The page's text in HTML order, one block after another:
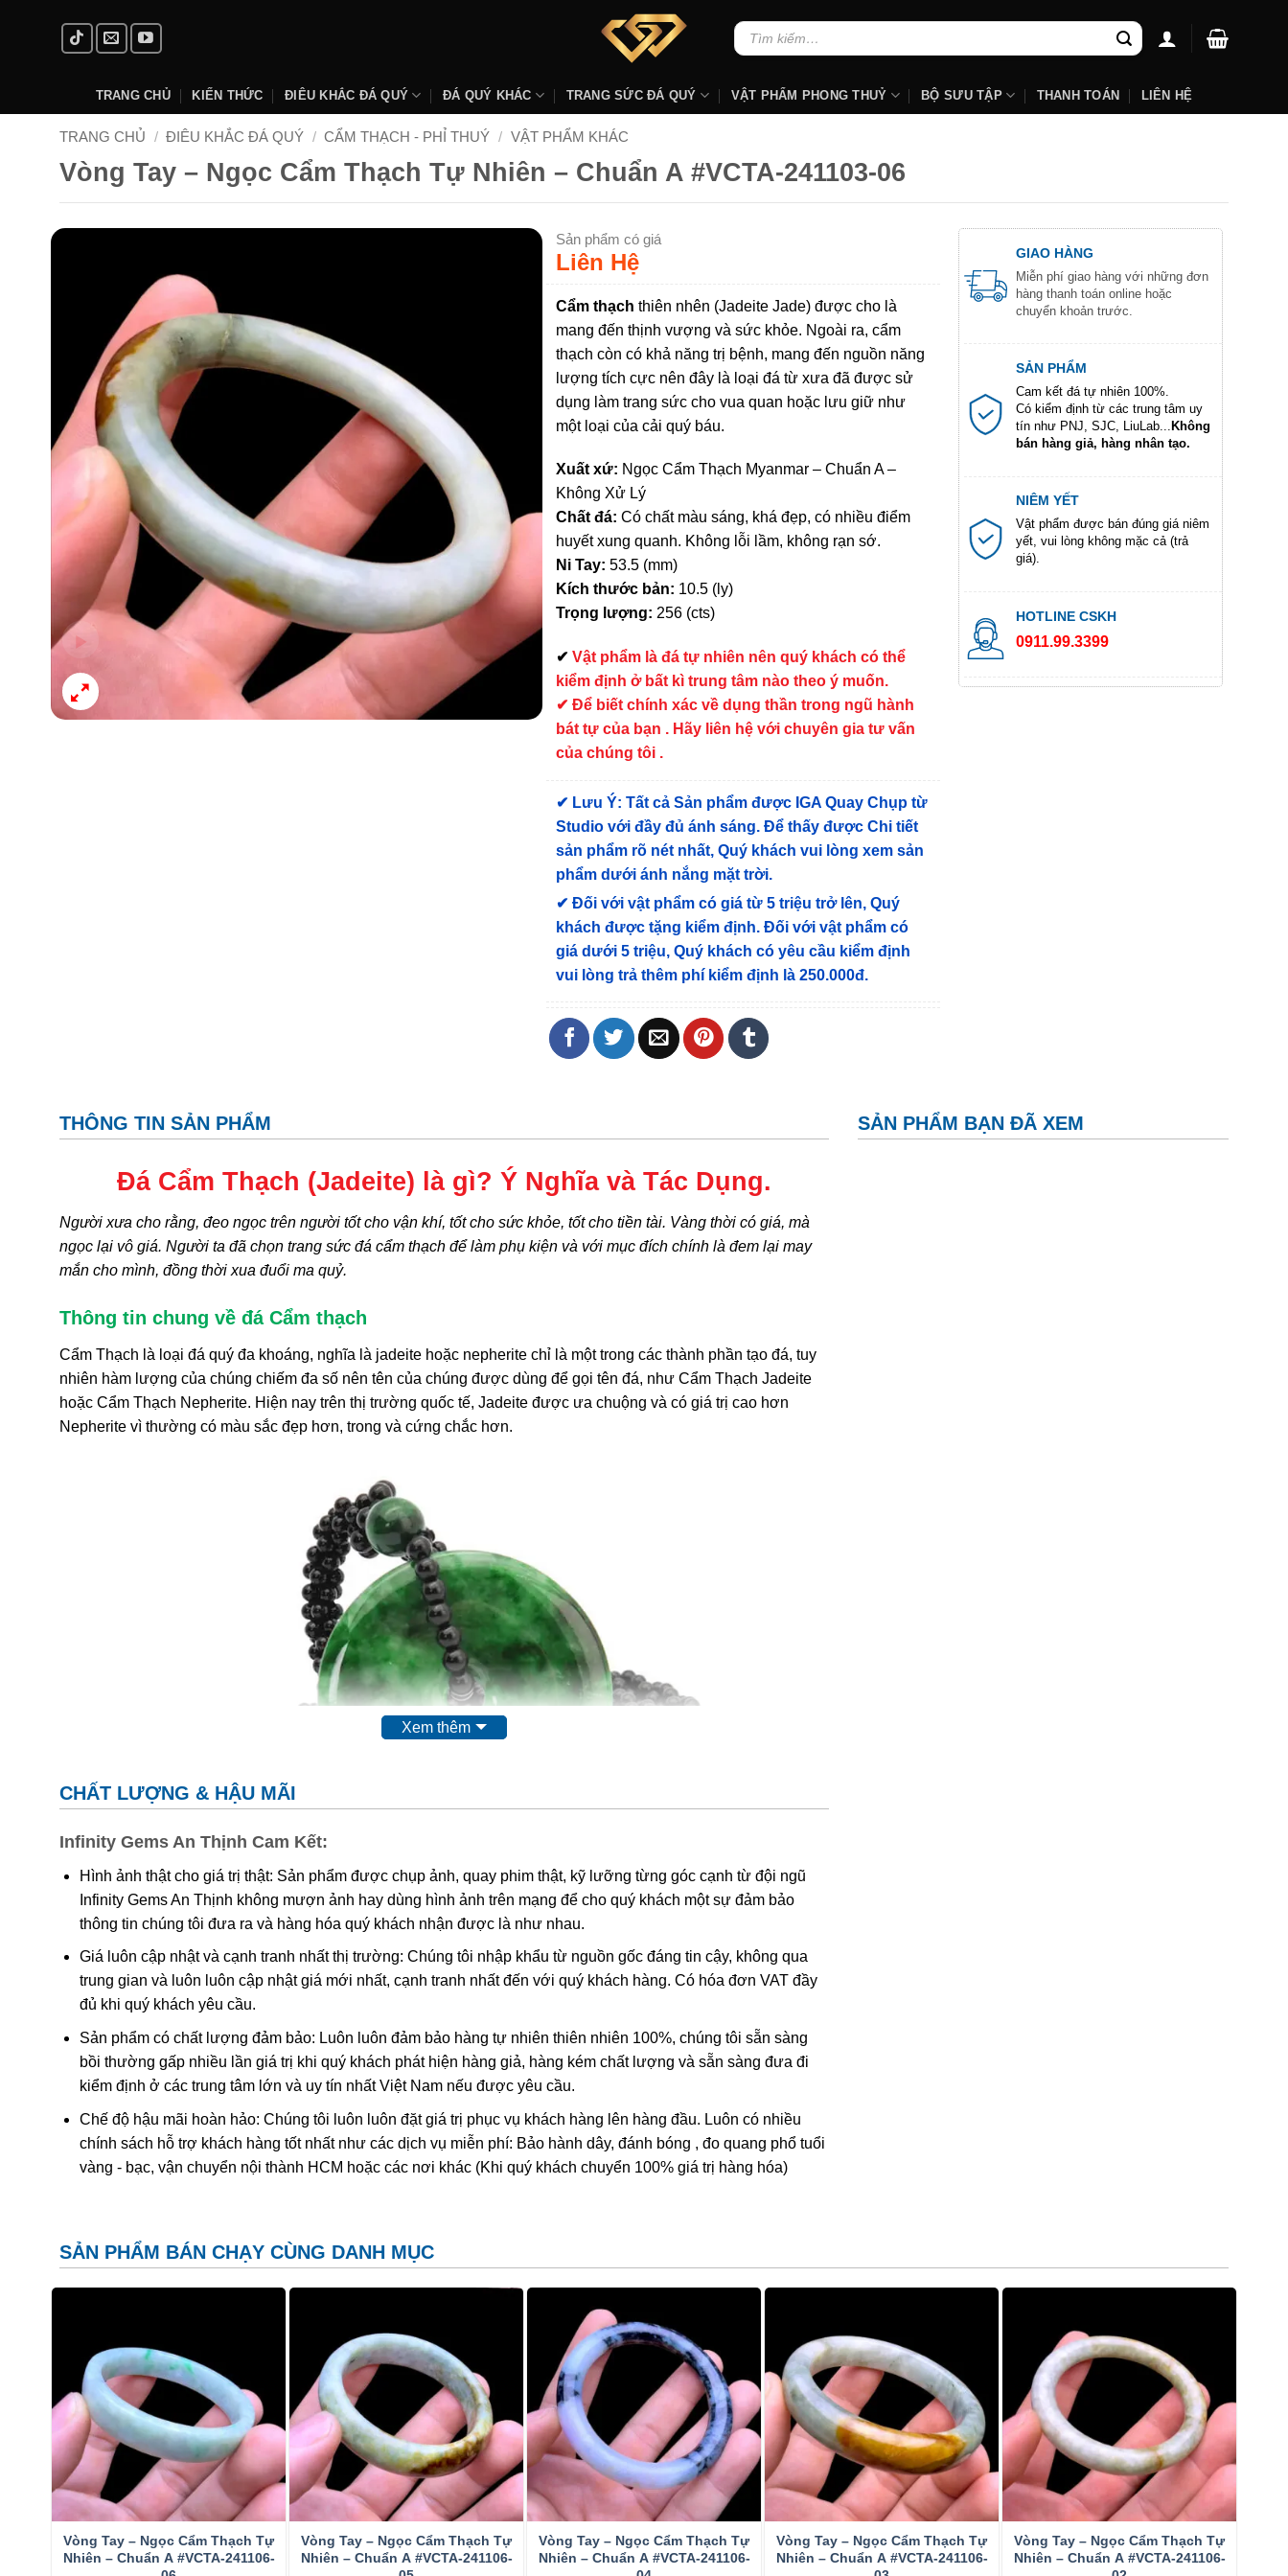
Tìm
kiếm:
TRANG CHỦ KIẾN THỨC ĐIÊU KHẮC ĐÁ QUÝ ĐÁ QUÝ KHÁC TRANG SỨC ĐÁ QUÝ VẬT PHẨM PHONG THUỶ BỘ SƯU TẬP THANH TOÁN LIÊN HỆ
TRANG CHỦ / ĐIÊU KHẮC ĐÁ QUÝ / CẨM THẠCH - PHỈ THUÝ / VẬT PHẨM KHÁC
Vòng Tay – Ngọc Cẩm Thạch Tự Nhiên – Chuẩn A #VCTA-241103-06
Sản phẩm có giá
Liên Hệ
Cẩm thạch thiên nhên (Jadeite Jade) được cho là
mang đến thịnh vượng và sức khỏe. Ngoài ra, cẩm
thạch còn có khả năng trị bệnh, mang đến nguồn năng
lượng tích cực nên đây là loại đá từ xưa đã được sử
dụng làm trang sức cho vua quan hoặc lưu giữ như
một loại của cải quý báu.
Xuất xứ: Ngọc Cẩm Thạch Myanmar – Chuẩn A –
Không Xử Lý
Chất đá: Có chất màu sáng, khá đẹp, có nhiều điểm
huyết xung quanh. Không lỗi lầm, không rạn sớ.
Ni Tay: 53.5 (mm)
Kích thước bản: 10.5 (ly)
Trọng lượng: 256 (cts)
✔Vật phẩm là đá tự nhiên nên quý khách có thể
kiểm định ở bất kì trung tâm nào theo ý muốn.
✔ Để biết chính xác về dụng thần trong ngũ hành
bát tự của bạn . Hãy liên hệ với chuyên gia tư vấn
của chúng tôi .
✔ Lưu Ý: Tất cả Sản phẩm được IGA Quay Chụp từ
Studio với đầy đủ ánh sáng. Để thấy được Chi tiết
sản phẩm rõ nét nhất, Quý khách vui lòng xem sản
phẩm dưới ánh nắng mặt trời.
✔Đối với vật phẩm có giá từ 5 triệu trở lên, Quý
khách được tặng kiểm định. Đối với vật phẩm có
giá dưới 5 triệu, Quý khách có yêu cầu kiểm định
vui lòng trả thêm phí kiểm định là 250.000đ.
GIAO HÀNG
Miễn phí giao hàng với những đơn
hàng thanh toán online hoặc
chuyển khoản trước.
SẢN PHẨM
Cam kết đá tự nhiên 100%.
Có kiểm định từ các trung tâm uy
tín như PNJ, SJC, LiuLab...
Không
bán hàng giả, hàng nhân tạo.
NIÊM YẾT
Vật phẩm được bán đúng giá niêm
yết, vui lòng không mặc cả (trả
giá).
HOTLINE CSKH
0911.99.3399
THÔNG TIN SẢN PHẨM
Đá Cẩm Thạch (Jadeite) là gì? Ý Nghĩa và Tác Dụng.
Người xưa cho rằng, đeo ngọc trên người tốt cho vận khí, tốt cho sức khỏe, tốt cho tiền tài. Vàng thời có giá, mà
ngọc lại vô giá. Người ta đã chọn trang sức đá cẩm thạch để làm phụ kiện và với mục đích chính là đem lại may
mắn cho mình, đồng thời xua đuổi ma quỷ.
Thông tin chung về đá Cẩm thạch
Cẩm Thạch là loại đá quý đa khoáng, nghĩa là jadeite hoặc nepherite chỉ là một trong các thành phần tạo đá, tuy
nhiên hàm lượng của chúng chiếm đa số nên tên của chúng được dùng để gọi tên đá, như Cẩm Thạch Jadeite
hoặc Cẩm Thạch Nepherite. Hiện nay trên thị trường quốc tế, Jadeite được ưa chuộng và có giá trị cao hơn
Nepherite vì thường có màu sắc đẹp hơn, trong và cứng chắc hơn.
Hiện Nay Trên Thị Trường Quốc Tế, Đá Cẩm Thạch (Jadeite) được ưa Chuộng Và Có Giá Trị Cao
Tên Jade bắt nguồn từ tiếng Tây Ban Nha “piedra de ijada”, có nghĩa là “đá đau đớn ở bên cạnh”.
Nó được đặt
tên theo cách này sau khi các nhà thám hiểm người Tây Ban Nha thấy những người bản xứ ở Trung Mỹ đang
nghĩa là “thiên đường” hay “đế quốc”. Vì vậy, nó được coi là viên ngọc quý trong văn hoá Trung Quốc. Ở Trung
Quốc, Cẩm thạch đã được tìm thấy trong các ngôi mộ của vua Shang.
Cách xử lý tăng vẻ đẹp thường gặp:
Ngày nay người ta thường xử lý đá cẩm thạch để tạo cho chúng dáng vẻ đẹp hơn, bền hơn và dễ bán hơn. Dựa
vào bản chất xử lý, thị trường chia cẩm thạch tự nhiên làm 3 loại: Loại A- hoàn toàn tự nhiên, không xử lý;
Sau khi tẩy rửa các tạp chất màu tối dính trên bề mặt, người ta phủ keo (một loại nhựa tổng hợp không màu hoặc
có màu phớt lục nhạt) lên bề mặt và lấp vào trong các vi lỗ rỗng, khe nứt của cẩm thạch. Đây là phương pháp
thông dụng giúp cho đá bền hơn và tăng độ bóng và bảo vệ bề mặt. Hầu hết các đá cẩm thạch trên thị trường đều
Xử lý tẩm màulà phủ một màu nhân tạo lên bề mặt đá cẩm thạch, phương pháp này chỉ sử dụng cho các đá màu
xấu hay màu nhợt nhạt, làm cho chúng có màu đẹp hơn và dễ bán hơn. Màu tẩm thường là màu lục, đôi khi màu
tím nhạt hoặc cam nhạt… Diện tích tẩm màu cũng thay đổi: tẩm toàn bộ bề mặt viên đá, tẩm một phần, tẩm theo
dạng đốm.
Jade có thể được phân biệt với các vật liệu tương tự khác bởi độ cứng và mật độ của nó. Có rất nhiều vật liệu
khác được gian lận bán như là Cẩm thạch và rất khó để xác định Cẩm thạch bởi ngoại hình. Phương pháp đáng
tin cậy nhất để xác định Cẩm thạch từ các chất khác là bằng cách kiểm tra lực hấp dẫn cụ thể của nó. Một bài
kiểm tra đơn giản để phân biệt Jadeite từ Nephrite là thử nghiệm chuông. Nephrite phát ra âm thanh khi nó bị
đánh, trong khi đó Jadeite thì không.
Xem thêm
CHẤT LƯỢNG & HẬU MÃI
Infinity Gems An Thịnh Cam Kết:
Hình ảnh thật cho giá trị thật: Sản phẩm được chụp ảnh, quay phim thật, kỹ lưỡng từng góc cạnh từ đội ngũ
Infinity Gems An Thịnh không mượn ảnh hay dùng hình ảnh trên mạng để cho quý khách một sự đảm bảo
thông tin chúng tôi đưa ra và hàng hóa quý khách nhận được là như nhau.
Giá luôn cập nhật và cạnh tranh nhất thị trường: Chúng tôi nhập khẩu từ nguồn gốc đáng tin cậy, không qua
trung gian và luôn luôn cập nhật giá mới nhất, cạnh tranh nhất đến với quý khách hàng. Có hóa đơn VAT đầy
đủ khi quý khách yêu cầu.
Sản phẩm có chất lượng đảm bảo: Luôn luôn đảm bảo hàng tự nhiên thiên nhiên 100%, chúng tôi sẵn sàng
bồi thường gấp nhiều lần giá trị khi quý khách phát hiện hàng giả, hàng kém chất lượng và sẵn sàng đưa đi
kiểm định ở các trung tâm lớn và uy tín nhất Việt Nam nếu được yêu cầu.
Chế độ hậu mãi hoàn hảo: Chúng tôi luôn luôn đặt giá trị phục vụ khách hàng lên hàng đầu. Luôn có nhiều
chính sách hỗ trợ khách hàng tốt nhất như các dịch vụ miễn phí: Bảo hành dây, đánh bóng , đo quang phổ tuổi
vàng - bạc, vận chuyển nội thành HCM hoặc các nơi khác (Khi quý khách chuyển 100% giá trị hàng hóa)
SẢN PHẨM BẠN ĐÃ XEM
SẢN PHẨM BÁN CHẠY CÙNG DANH MỤC
Vòng Tay – Ngọc Cẩm Thạch Tự
Nhiên – Chuẩn A #VCTA-241106-
Vòng Tay – Ngọc Cẩm Thạch Tự
Nhiên – Chuẩn A #VCTA-241106-
Vòng Tay – Ngọc Cẩm Thạch Tự
Nhiên – Chuẩn A #VCTA-241106-
Vòng Tay – Ngọc Cẩm Thạch Tự
Nhiên – Chuẩn A #VCTA-241106-
Vòng Tay – Ngọc Cẩm Thạch Tự
Nhiên – Chuẩn A #VCTA-241106-